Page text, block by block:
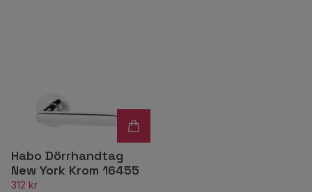
Habo Dörrhandtag
New York Krom 16455
312 kr